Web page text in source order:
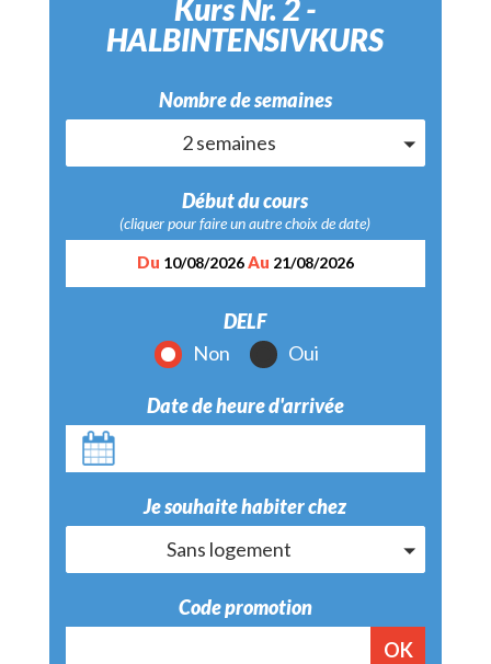
Kurs Nr. 2 -
HALBINTENSIVKURS
Kurs Nr. 2 - HALBINTENSIVKURS
Nombre de semaines
2 semaines
Début du cours
(cliquer pour faire un autre choix de date)
Du 10/08/2026Au 21/08/2026
DELF
Non
Oui
Date de heure d'arrivée
Je souhaite habiter chez
Sans logement
Code promotion
OK